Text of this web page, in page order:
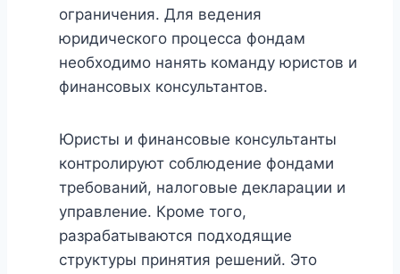
ограничения. Для ведения
юридического процесса фондам
необходимо нанять команду юристов и
финансовых консультантов.
Юристы и финансовые консультанты
контролируют соблюдение фондами
требований, налоговые декларации и
управление. Кроме того,
разрабатываются подходящие
структуры принятия решений. Это